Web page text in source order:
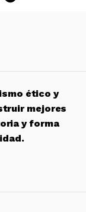
ético y
mejores
y forma